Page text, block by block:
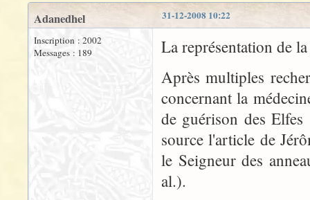
31-12-2008 10:22
Adanedhel
Inscription : 2002
Messages : 189
La représentation de
Après multiples
concernant la
de guérison des
source l'article de
le Seigneur des
al.).